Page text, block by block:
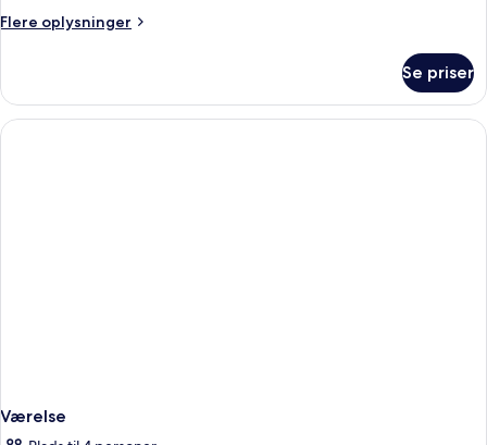
balkon
Flere oplysninger
Flere
-
soveværelser
Se priser
Værelse